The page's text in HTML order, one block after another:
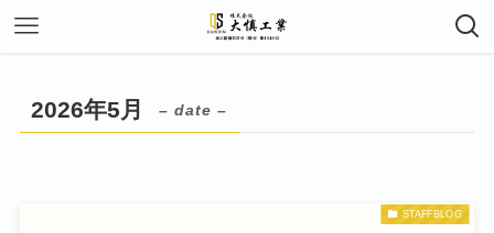
2026年5月 – date –
STAFFBLOG